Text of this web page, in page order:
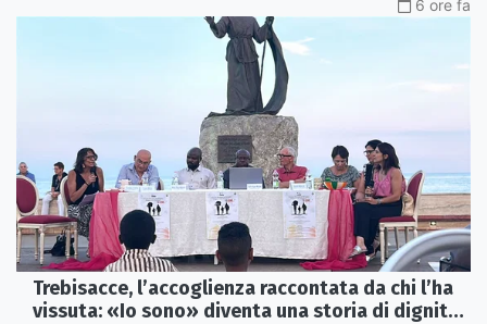
6 ore fa
Trebisacce, l’accoglienza raccontata da chi l’ha
vissuta: «Io sono» diventa una storia di dignità